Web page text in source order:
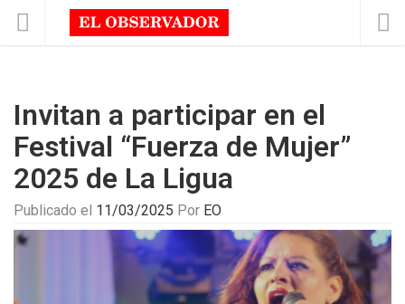
Invitan a participar en el
Festival “Fuerza de Mujer”
2025 de La Ligua
Publicado el 11/03/2025 Por EO